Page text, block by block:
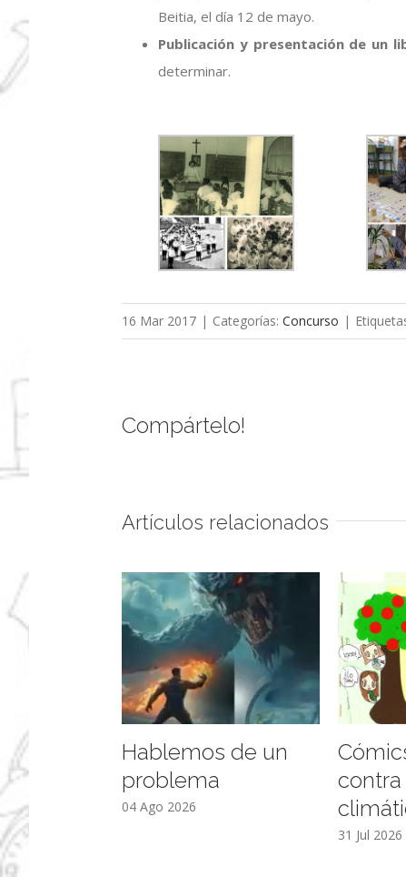
Beitia, el día 12 de mayo.
Publicación y presentación de un
determinar.
16 Mar 2017 | Categorías:Concurso |
Compártelo!
Artículos relacionados
Hablemos de un
problema
04 Ago 2026
31 Jul 2026